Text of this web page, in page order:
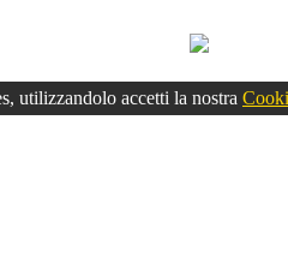
utilizzandolo accetti la nostra